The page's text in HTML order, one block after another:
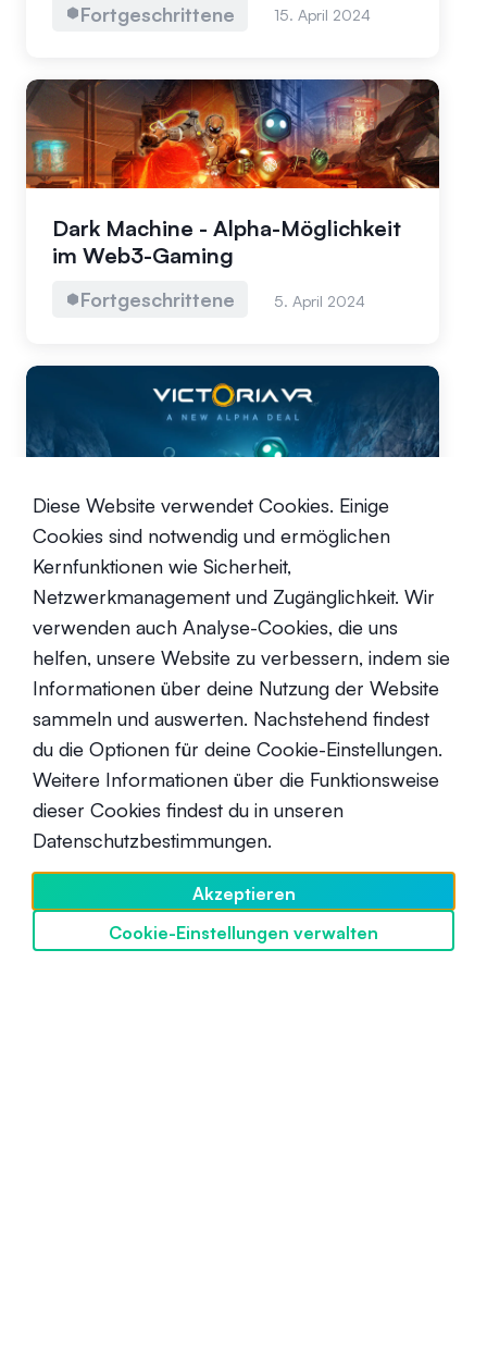
Fortgeschrittene 15. April 2024
Dark Machine - Alpha-Möglichkeit
im Web3-Gaming
Fortgeschrittene 5. April 2024
Alpha-Gelegenheit im Metaverse -
Victoria VR
Fortgeschrittene 18. März 2024
Vorherige 2 Nächste
Diese Website verwendet Cookies. Einige
Cookies sind notwendig und ermöglichen
Kernfunktionen wie Sicherheit,
Netzwerkmanagement und Zugänglichkeit. Wir
verwenden auch Analyse-Cookies, die uns
helfen, unsere Website zu verbessern, indem sie
Informationen über deine Nutzung der Website
sammeln und auswerten. Nachstehend findest
du die Optionen für deine Cookie-Einstellungen.
Weitere Informationen über die Funktionsweise
dieser Cookies findest du in unseren
Datenschutzbestimmungen.
Akzeptieren
Cookie-Einstellungen verwalten
SwissBorg entdecken